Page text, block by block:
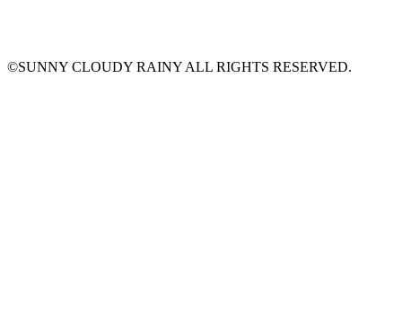
©SUNNY CLOUDY RAINY ALL RIGHTS RESERVED.